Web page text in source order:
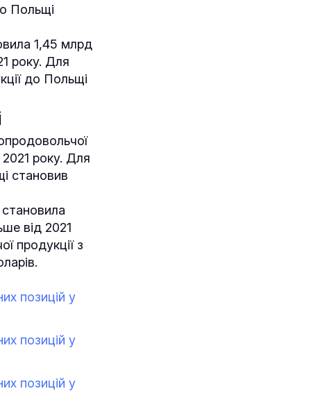
Польщі
1,45 млрд
року. Для
до Польщі
року. Для
становив
становила
від 2021
продукції з
позицій у
позицій у
позицій у